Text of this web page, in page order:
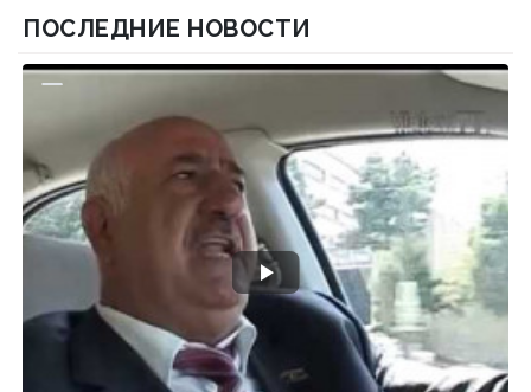
ПОСЛЕДНИЕ НОВОСТИ